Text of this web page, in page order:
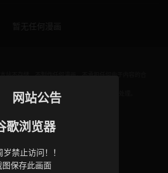
的权益，请附说明联系邮箱，本站将第一时间处理。
联系邮箱：
网站公告
歌浏览器
禁止访问！！
图保存此画面